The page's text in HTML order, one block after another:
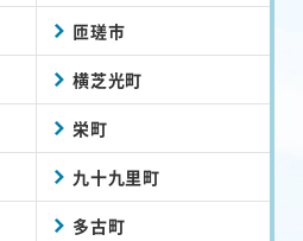
匝瑳市
横芝光町
栄町
九十九里町
多古町